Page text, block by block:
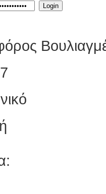
Login